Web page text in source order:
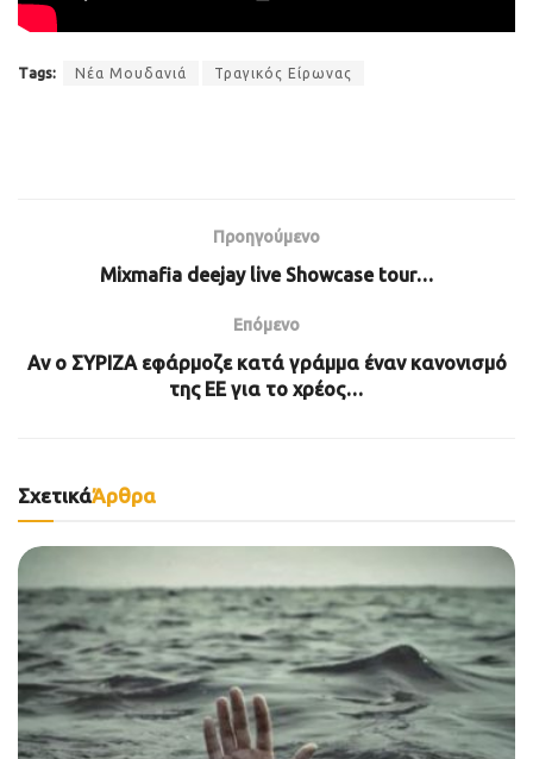
Tags: Νέα Μουδανιά Τραγικός Είρωνας
Προηγούμενο
Mixmafia deejay live Showcase tour…
Επόμενο
Aν ο ΣΥΡΙΖΑ εφάρμοζε κατά γράμμα έναν κανονισμό
της ΕΕ για το χρέος…
ΣχετικάΆρθρα